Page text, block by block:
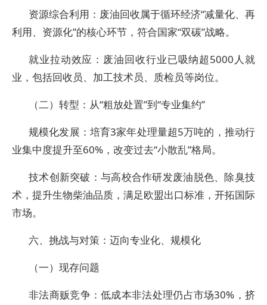
资源综合利用：废油回收属于循环经济“减量化、再
利用、资源化”的核心环节，符合国家“双碳”战略。
就业拉动效应：废油回收行业已吸纳超5000人就
业，包括回收员、加工技术员、质检员等岗位。
（二）转型：从“粗放处置”到“专业集约”
规模化发展：培育3家年处理量超5万吨的，推动行
业集中度提升至60%，改变过去“小散乱”格局。
技术创新突破：与高校合作研发废油脱色、除臭技
术，提升生物柴油品质，满足欧盟出口标准，开拓国际
市场。
六、挑战与对策：迈向专业化、规模化
（一）现存问题
非法商贩竞争：低成本非法处理仍占市场30%，挤